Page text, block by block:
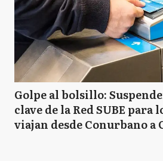
Golpe al bolsillo:
clave de la Red SUBE para
viajan desde Conurbano a